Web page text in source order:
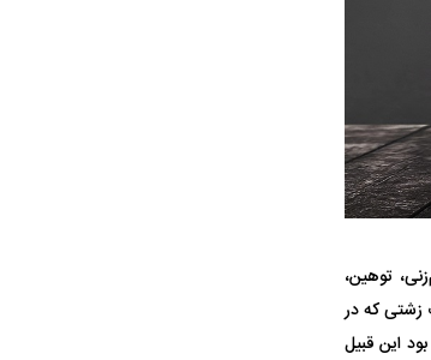
توهین،
زشتی که در
این قبیل
شد؛
جدید
معضل بزرگ پرسپولیس؛ دنیل گرا حاضر
به فسخ قرارداد نیست